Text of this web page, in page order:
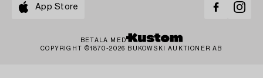
App Store
BETALA MED
COPYRIGHT ©1870-2026 BUKOWSKI AUKTIONER AB